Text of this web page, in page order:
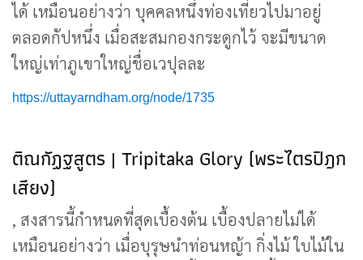
ได้ เหมือนอย่างว่า บุคคลหนึ่งท่องเที่ยวไปมาอยู่
ตลอดกัปหนึ่ง เมื่อสะสมกองกระดูกไว้ จะมีขนาด
ใหญ่เท่าภูเขาใหญ่ชื่อเวปุลละ
https://uttayarndham.org/node/1735
ติณกัฏฐสูตร | Tripitaka Glory (พระไตรปิฎก
เสียง)
, สงสารนี้กำหนดที่สุดเบื้องต้น เบื้องปลายไม่ได้
เหมือนอย่างว่า เมื่อบุรุษนำท่อนหญ้า กิ่งไม้ ใบไม้ใน